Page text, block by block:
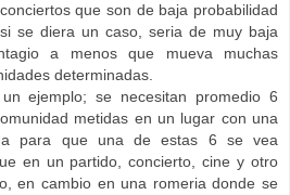
que son de baja probabilidad
se diera un caso, seria de muy baja
a menos que mueva muchas
determinadas.
ejemplo; se necesitan promedio 6
metidas en un lugar con una
para que una de estas 6 se vea
en un partido, concierto, cine y otro
en cambio en una romeria donde se